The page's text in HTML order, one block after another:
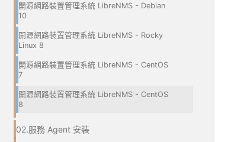
開源網路裝置管理系統 LibreNMS - Debian
10
開源網路裝置管理系統 LibreNMS - Rocky
Linux 8
開源網路裝置管理系統 LibreNMS - CentOS
7
開源網路裝置管理系統 LibreNMS - CentOS
8
02.服務 Agent 安裝